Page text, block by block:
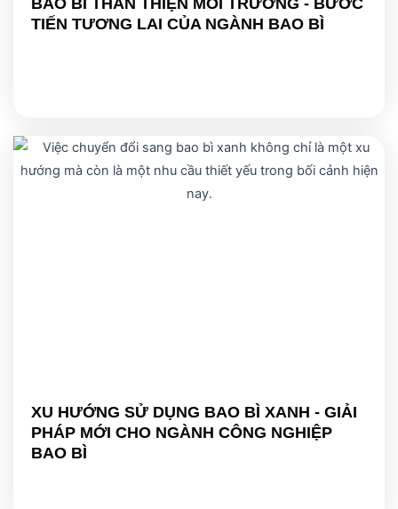
TIẾN TƯƠNG LAI CỦA NGÀNH BAO BÌ
XU HƯỚNG SỬ DỤNG BAO BÌ XANH - GIẢI
PHÁP MỚI CHO NGÀNH CÔNG NGHIỆP
BAO BÌ